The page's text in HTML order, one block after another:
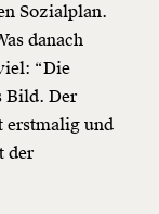
Sozialplan.
danach
“Die
Bild. Der
erstmalig und
der